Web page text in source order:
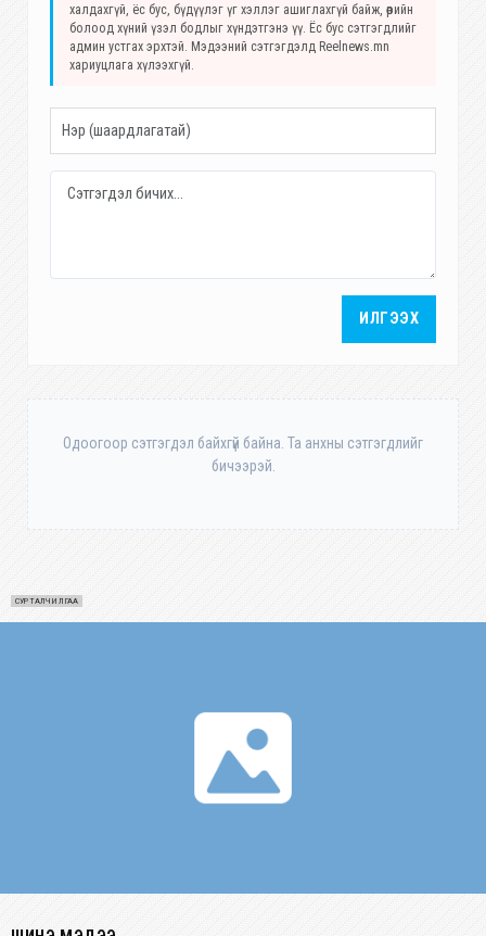
халдахгүй, ёс бус, бүдүүлэг үг хэллэг ашиглахгүй байж, өөрийн
болоод хүний үзэл бодлыг хүндэтгэнэ үү. Ёс бус сэтгэгдлийг
админ устгах эрхтэй. Мэдээний сэтгэгдэлд Reelnews.mn
хариуцлага хүлээхгүй.
ИЛГЭЭХ
Одоогоор сэтгэгдэл байхгүй байна. Та анхны сэтгэгдлийг
бичээрэй.
СУРТАЛЧИЛГАА